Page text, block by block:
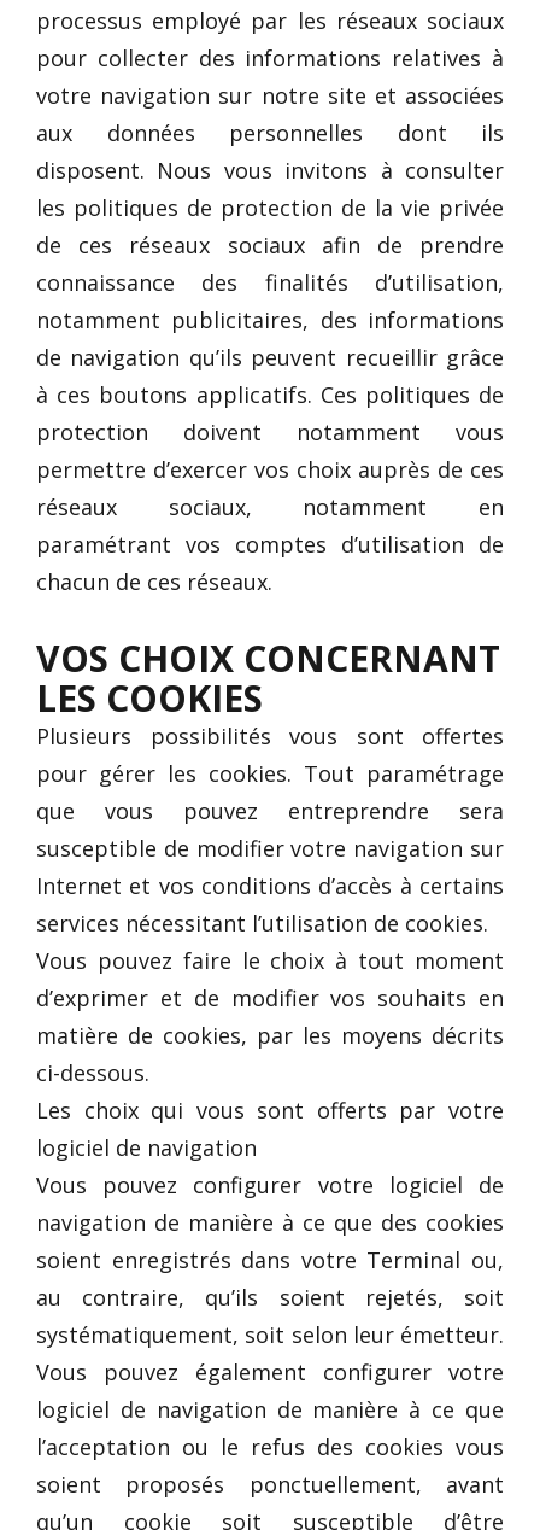
processus employé par les réseaux sociaux
pour collecter des informations relatives à
votre navigation sur notre site et associées
aux données personnelles dont ils
disposent. Nous vous invitons à consulter
les politiques de protection de la vie privée
de ces réseaux sociaux afin de prendre
connaissance des finalités d’utilisation,
notamment publicitaires, des informations
de navigation qu’ils peuvent recueillir grâce
à ces boutons applicatifs. Ces politiques de
protection doivent notamment vous
permettre d’exercer vos choix auprès de ces
réseaux sociaux, notamment en
paramétrant vos comptes d’utilisation de
chacun de ces réseaux.
VOS CHOIX CONCERNANT
LES COOKIES
Plusieurs possibilités vous sont offertes
pour gérer les cookies. Tout paramétrage
que vous pouvez entreprendre sera
susceptible de modifier votre navigation sur
Internet et vos conditions d’accès à certains
services nécessitant l’utilisation de cookies.
Vous pouvez faire le choix à tout moment
d’exprimer et de modifier vos souhaits en
matière de cookies, par les moyens décrits
ci-dessous.
Les choix qui vous sont offerts par votre
logiciel de navigation
Vous pouvez configurer votre logiciel de
navigation de manière à ce que des cookies
soient enregistrés dans votre Terminal ou,
au contraire, qu’ils soient rejetés, soit
systématiquement, soit selon leur émetteur.
Vous pouvez également configurer votre
logiciel de navigation de manière à ce que
l’acceptation ou le refus des cookies vous
soient proposés ponctuellement, avant
qu’un cookie soit susceptible d’être